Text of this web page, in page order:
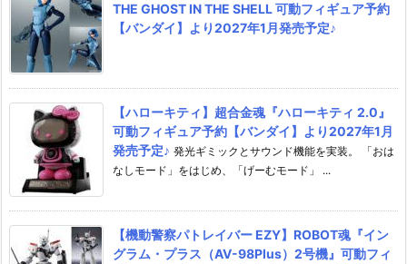
THE GHOST IN THE SHELL 可動フィギュア予約
【バンダイ】より2027年1月発売予定♪
【ハローキティ】超合金魂『ハローキティ 2.0』
可動フィギュア予約【バンダイ】より2027年1月
発売予定♪ 発光ギミックとサウンド機能を実装。 「おは
なしモード」をはじめ、「げーむモード」 ...
【機動警察パトレイバー EZY】ROBOT魂『イン
グラム・プラス（AV-98Plus）2号機』可動フィ